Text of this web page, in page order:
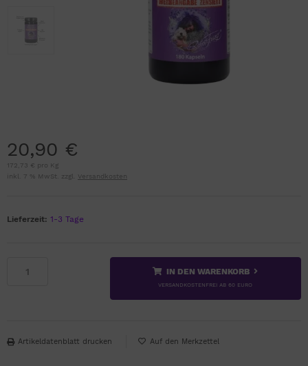
20,90 €
172,73 € pro Kg
inkl. 7 % MwSt. zzgl.
Versandkosten
Lieferzeit: 1-3 Tage
IN DEN WARENKORB
VERSANDKOSTENFREI AB 60 EURO
Artikeldatenblatt drucken